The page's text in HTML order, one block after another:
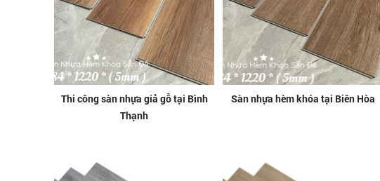
Thi công sàn nhựa giả gỗ tại Bình
Thạnh
Sàn nhựa hèm khóa tại Biên Hòa